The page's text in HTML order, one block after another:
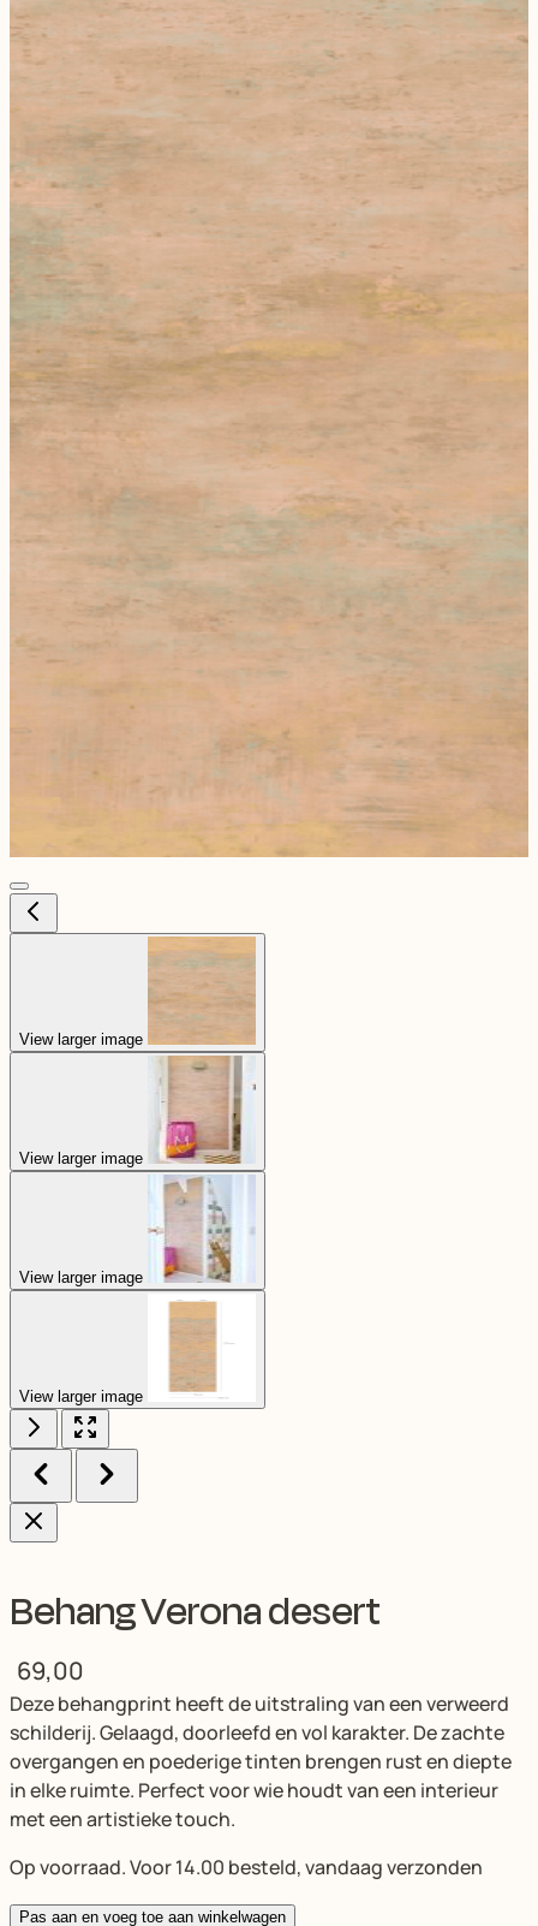
View larger image
View larger image
View larger image
View larger image
Behang Verona desert
69,00
Deze behangprint heeft de uitstraling van een verweerd
schilderij. Gelaagd, doorleefd en vol karakter. De zachte
overgangen en poederige tinten brengen rust en diepte
in elke ruimte. Perfect voor wie houdt van een interieur
met een artistieke touch.
Op voorraad. Voor 14.00 besteld, vandaag verzonden
Pas aan en voeg toe aan winkelwagen